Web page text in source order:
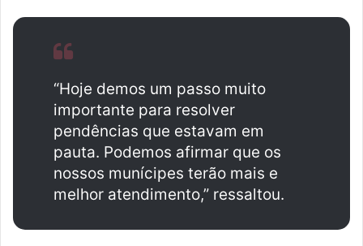
“Hoje demos um passo muito
importante para resolver
pendências que estavam em
pauta. Podemos afirmar que os
nossos munícipes terão mais e
melhor atendimento,” ressaltou.